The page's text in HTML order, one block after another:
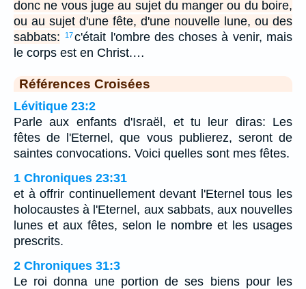
donc ne vous juge au sujet du manger ou du boire,
ou au sujet d'une fête, d'une nouvelle lune, ou des
sabbats:
17c'était l'ombre des choses à venir, mais
le corps est en Christ.…
Références Croisées
Lévitique 23:2
Parle aux enfants d'Israël, et tu leur diras: Les
fêtes de l'Eternel, que vous publierez, seront de
saintes convocations. Voici quelles sont mes fêtes.
1 Chroniques 23:31
et à offrir continuellement devant l'Eternel tous les
holocaustes à l'Eternel, aux sabbats, aux nouvelles
lunes et aux fêtes, selon le nombre et les usages
prescrits.
2 Chroniques 31:3
Le roi donna une portion de ses biens pour les